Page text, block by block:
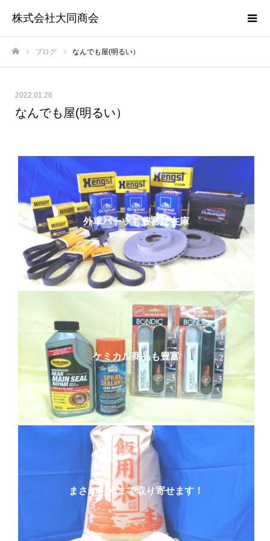
株式会社大同商会
ブログ なんでも屋(明るい）
2022.01.26
なんでも屋(明るい）
外車パーツも豊富に在庫
ケミカル商品も豊富
まさかお米まで取り寄せます！